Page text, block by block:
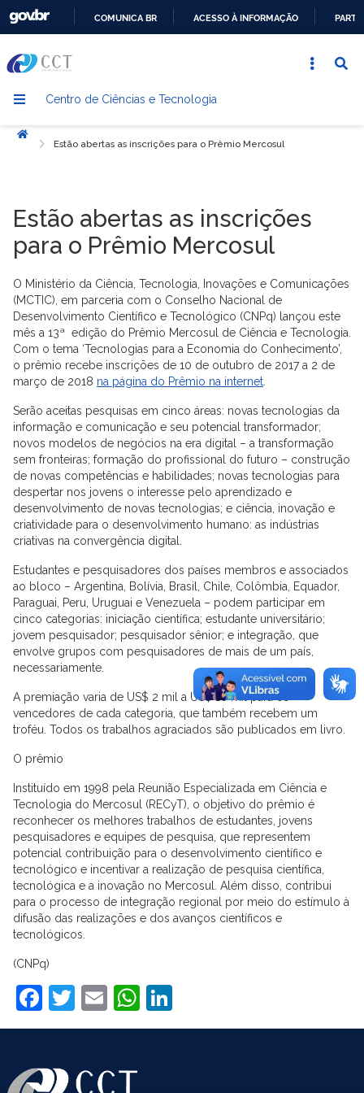
CONTEÚDO
COMUNICA BR ACESSO À INFORMAÇÃO
Centro de Ciências e Tecnologia
Início
Estão abertas as inscrições para o Prêmio Mercosul
Estão abertas as inscrições
para o Prêmio Mercosul
O Ministério da Ciência, Tecnologia, Inovações e Comunicações
(MCTIC), em parceria com o Conselho Nacional de
Desenvolvimento Científico e Tecnológico (CNPq) lançou este
mês a 13ª edição do Prêmio Mercosul de Ciência e Tecnologia.
Com o tema ‘Tecnologias para a Economia do Conhecimento’,
o prêmio recebe inscrições de 10 de outubro de 2017 a 2 de
março de 2018 na página do Prêmio na internet
Serão aceitas pesquisas em cinco áreas: novas tecnologias da
informação e comunicação e seu potencial transformador;
novos modelos de negócios na era digital – a transformação
sem fronteiras; formação do profissional do futuro – construção
de novas competências e habilidades; novas tecnologias para
despertar nos jovens o interesse pelo aprendizado e
desenvolvimento de novas tecnologias; e ciência, inovação e
criatividade para o desenvolvimento humano: as indústrias
criativas na convergência digital.
Estudantes e pesquisadores dos países membros e associados
ao bloco – Argentina, Bolívia, Brasil, Chile, Colômbia, Equador,
Paraguai, Peru, Uruguai e Venezuela – podem participar em
cinco categorias: iniciação científica; estudante universitário;
jovem pesquisador; pesquisador sênior; e integração, que
envolve grupos com pesquisadores de mais de um país,
necessariamente.
A premiação varia de US$ 2 mil a US$ 10 mil para os
vencedores de cada categoria, que também recebem um
troféu. Todos os trabalhos agraciados são publicados em livro.
O prêmio
Instituído em 1998 pela Reunião Especializada em Ciência e
Tecnologia do Mercosul (RECyT), o objetivo do prêmio é
reconhecer os melhores trabalhos de estudantes, jovens
pesquisadores e equipes de pesquisa, que representem
potencial contribuição para o desenvolvimento científico e
tecnológico e incentivar a realização de pesquisa científica,
tecnológica e a inovação no Mercosul. Além disso, contribui
para o processo de integração regional por meio do estímulo à
difusão das realizações e dos avanços científicos e
tecnológicos.
(CNPq)
Facebook
Twitter
EmailWhatsApp